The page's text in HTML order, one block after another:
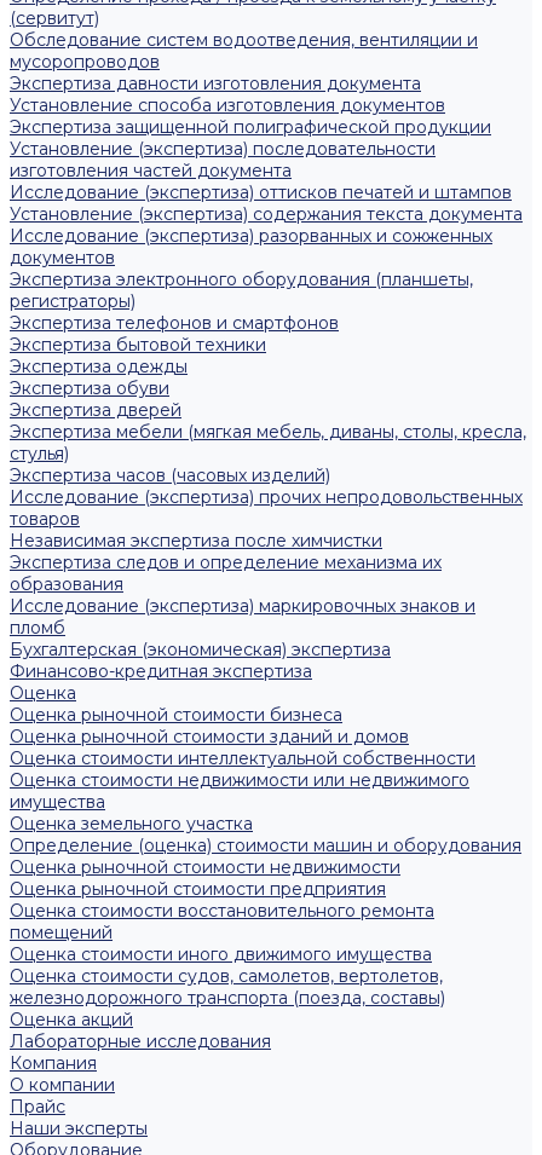
(сервитут)
Обследование систем водоотведения, вентиляции и
мусоропроводов
Экспертиза давности изготовления документа
Установление способа изготовления документов
Экспертиза защищенной полиграфической продукции
Установление (экспертиза) последовательности
изготовления частей документа
Исследование (экспертиза) оттисков печатей и штампов
Установление (экспертиза) содержания текста документа
Исследование (экспертиза) разорванных и сожженных
документов
Экспертиза электронного оборудования (планшеты,
регистраторы)
Экспертиза телефонов и смартфонов
Экспертиза бытовой техники
Экспертиза одежды
Экспертиза обуви
Экспертиза дверей
Экспертиза мебели (мягкая мебель, диваны, столы, кресла,
стулья)
Экспертиза часов (часовых изделий)
Исследование (экспертиза) прочих непродовольственных
товаров
Независимая экспертиза после химчистки
Экспертиза следов и определение механизма их
образования
Исследование (экспертиза) маркировочных знаков и
пломб
Бухгалтерская (экономическая) экспертиза
Финансово-кредитная экспертиза
Оценка
Оценка рыночной стоимости бизнеса
Оценка рыночной стоимости зданий и домов
Оценка стоимости интеллектуальной собственности
Оценка стоимости недвижимости или недвижимого
имущества
Оценка земельного участка
Определение (оценка) стоимости машин и оборудования
Оценка рыночной стоимости недвижимости
Оценка рыночной стоимости предприятия
Оценка стоимости восстановительного ремонта
помещений
Оценка стоимости иного движимого имущества
Оценка стоимости судов, самолетов, вертолетов,
железнодорожного транспорта (поезда, составы)
Оценка акций
Лабораторные исследования
Компания
О компании
Прайс
Наши эксперты
Оборудование